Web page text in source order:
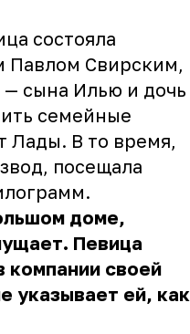
состояла
Павлом Свирским,
— сына Илью и дочь
семейные
Лады. В то время,
посещала
доме,
Певица
компании своей
указывает ей, как